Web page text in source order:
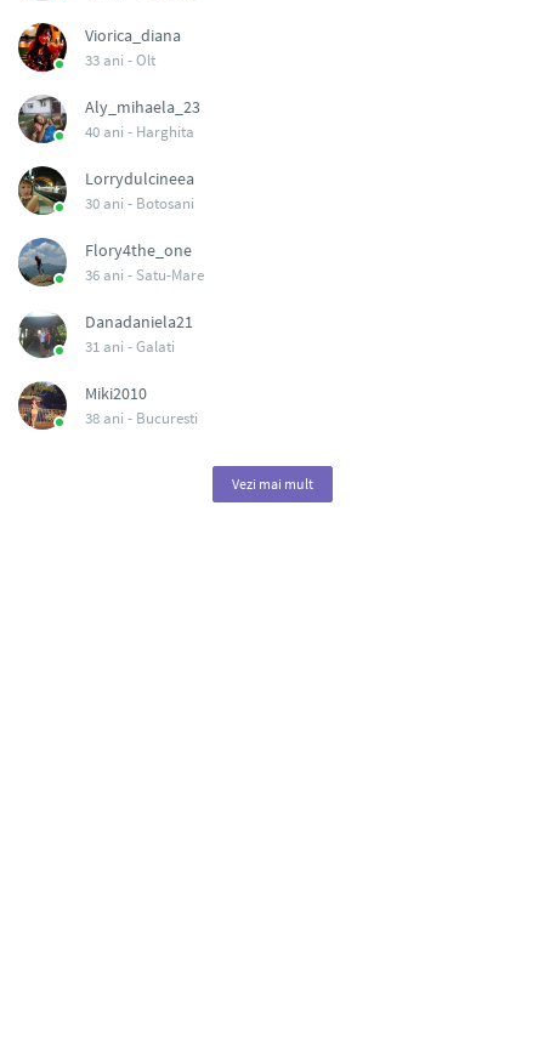
Viorica_diana
33 ani -Olt
Aly_mihaela_23
40 ani - Harghita
Lorrydulcineea
30 ani - Botosani
Flory4the_one
36 ani - Satu-Mare
Danadaniela21
31 ani -Galati
Miki2010
38 ani - Bucuresti
Vezi mai mult